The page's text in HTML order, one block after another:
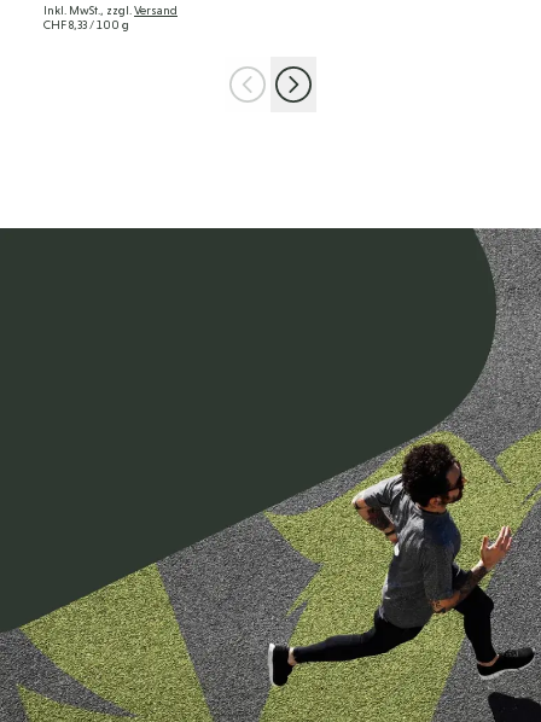
Inkl. MwSt., zzgl. Versand
CHF 8,33 / 100 g